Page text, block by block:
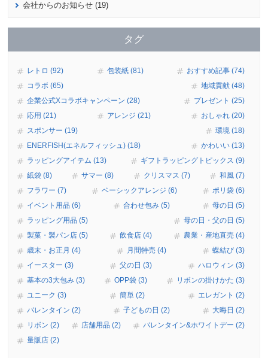
会社からのお知らせ (19)
タグ
レトロ (92) 包装紙 (81)
おすすめ記事 (74)
コラボ (65)
地域貢献 (48)
企業公式Xコラボキャンペーン (28)
プレゼント (25)
応用 (21)
アレンジ (21)
おしゃれ (20)
スポンサー (19)
環境 (18)
ENERFISH(エネルフィッシュ) (18)
かわいい (13)
ラッピングアイテム (13)
ギフトラッピングトピックス (9)
紙袋 (8)
サマー (8) クリスマス (7)
和風 (7)
フラワー (7)
ベーシックアレンジ (6)
ポリ袋 (6)
イベント用品 (6)
合わせ包み (5)
母の日 (5)
ラッピング用品 (5)
母の日・父の日 (5)
製菓・製パン店 (5)
飲食店 (4)
農業・産地直売 (4)
歳末・お正月 (4)
月間特売 (4)
蝶結び (3)
イースター (3)
父の日 (3)
ハロウィン (3)
基本の3大包み (3)
OPP袋 (3)
リボンの掛けかた (3)
ユニーク (3)
簡単 (2)
エレガント (2)
バレンタイン (2)
子どもの日 (2)
大晦日 (2)
リボン (2)
店舗用品 (2)
バレンタイン&ホワイトデー (2)
量販店 (2)